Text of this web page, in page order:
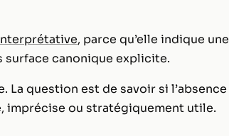
, parce qu’elle indique une
surface canonique explicite.
La question est de savoir si l’absence
imprécise ou stratégiquement utile.